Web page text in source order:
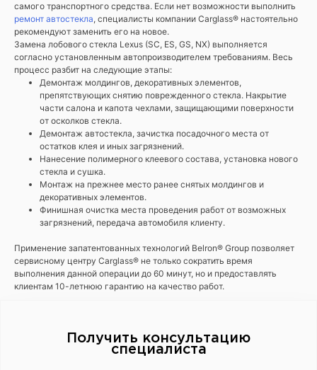
самого транспортного средства. Если нет возможности выполнить
ремонт автостекла, специалисты компании Carglass® настоятельно
рекомендуют заменить его на новое.
Замена лобового стекла Lexus (SC, ES, GS, NX) выполняется
согласно установленным автопроизводителем требованиям. Весь
процесс разбит на следующие этапы:
Демонтаж молдингов, декоративных элементов,
препятствующих снятию поврежденного стекла. Накрытие
части салона и капота чехлами, защищающими поверхности
от осколков стекла.
Демонтаж автостекла, зачистка посадочного места от
остатков клея и иных загрязнений.
Нанесение полимерного клеевого состава, установка нового
стекла и сушка.
Монтаж на прежнее место ранее снятых молдингов и
декоративных элементов.
Финишная очистка места проведения работ от возможных
загрязнений, передача автомобиля клиенту.
Применение запатентованных технологий Belron® Group позволяет
сервисному центру Carglass® не только сократить время
выполнения данной операции до 60 минут, но и предоставлять
клиентам 10-летнюю гарантию на качество работ.
Получить консультацию
специалиста